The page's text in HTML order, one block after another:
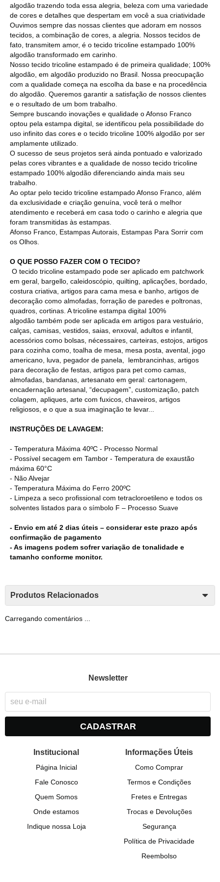
algodão trazendo toda essa alegria, beleza com uma variedade
de cores e detalhes que despertam em você a sua criatividade
Ouvimos sempre das nossas clientes que adoram em nossos
tecidos, a combinação de cores, a alegria. Nossos tecidos de
fato, transmitem amor, é o tecido tricoline estampado 100%
algodão transformado em carinho.
Nosso tecido tricoline estampado é de primeira qualidade; 100%
algodão, em algodão produzido no Brasil. Nossa preocupação
com a qualidade começa na escolha da base e na procedência
do algodão. Queremos garantir a satisfação de nossos clientes
e o resultado de um bom trabalho.
Sempre buscando inovações e qualidade o Afonso Franco
optou pela estampa digital, se identificou pela possibilidade do
uso infinito das cores e o tecido tricoline 100% algodão por ser
amplamente utilizado.
O sucesso de seus projetos será ainda pontuado e valorizado
pelas cores vibrantes e a qualidade de nosso tecido tricoline
estampado 100% algodão diferenciando ainda mais seu
trabalho.
Ao optar pelo tecido tricoline estampado Afonso Franco, além
da exclusividade e criação genuína, você terá o melhor
atendimento e receberá em casa todo o carinho e alegria que
foram transmitidas às estampas.
Afonso Franco, Estampas Autorais, Estampas Para Sorrir com
os Olhos.
O QUE POSSO FAZER COM O TECIDO?
O tecido tricoline estampado pode ser aplicado em patchwork
em geral, bargello, caleidoscópio, quilting, aplicações, bordado,
costura criativa, artigos para cama mesa e banho, artigos de
decoração como almofadas, forração de paredes e poltronas,
quadros, cortinas. A tricoline estampa digital 100%
algodão também pode ser aplicada em artigos para vestuário,
calças, camisas, vestidos, saias, enxoval, adultos e infantil,
acessórios como bolsas, nécessaires, carteiras, estojos, artigos
para cozinha como, toalha de mesa, mesa posta, avental, jogo
americano, luva, pegador de panela, lembrancinhas, artigos
para decoração de festas, artigos para pet como camas,
almofadas, bandanas, artesanato em geral: cartonagem,
encadernação artesanal, “decupagem”, customização, patch
colagem, apliques, arte com fuxicos, chaveiros, artigos
religiosos, e o que a sua imaginação te levar...
INSTRUÇÕES DE LAVAGEM:
- Temperatura Máxima 40ºC - Processo Normal
- Possível secagem em Tambor - Temperatura de exaustão
máxima 60°C
- Não Alvejar
- Temperatura Máxima do Ferro 200ºC
- Limpeza a seco profissional com tetracloroetileno e todos os
solventes listados para o símbolo F – Processo Suave
- Envio em até 2 dias úteis – considerar este prazo após
confirmação de pagamento
- As imagens podem sofrer variação de tonalidade e
tamanho conforme monitor.
Produtos Relacionados
Carregando comentários ...
Newsletter
CADASTRAR
Institucional
Página Inicial
Fale Conosco
Quem Somos
Onde estamos
Indique nossa Loja
Informações Úteis
Como Comprar
Termos e Condições
Fretes e Entregas
Trocas e Devoluções
Segurança
Política de Privacidade
Reembolso